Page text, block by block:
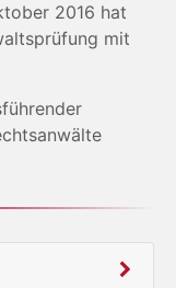
2016 hat
mit